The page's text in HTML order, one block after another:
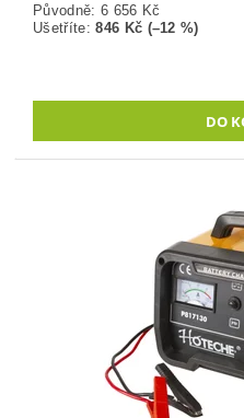
Původně: 6 656 Kč
Ušetříte:846 Kč (–12 %)